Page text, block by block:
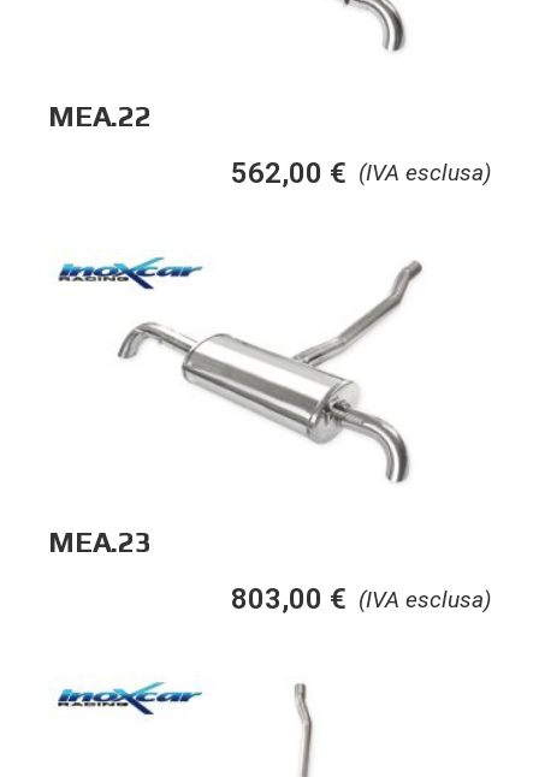
MEA.22
(IVA esclusa)
562,00 €
MEA.23
(IVA esclusa)
803,00 €